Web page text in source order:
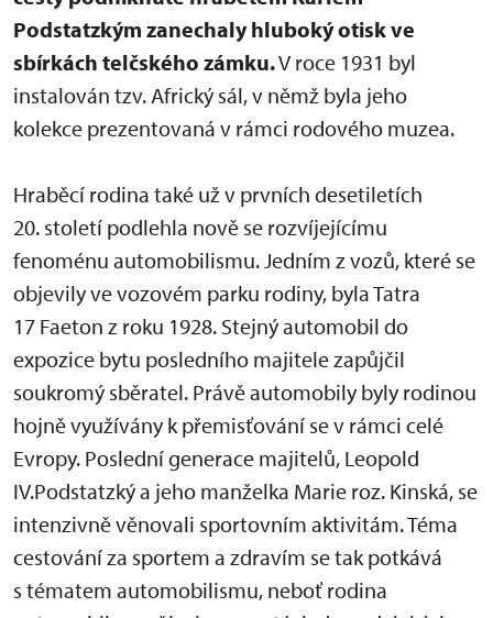
Podstatzkým zanechaly hluboký otisk ve
sbírkách telčského zámku.V roce 1931 byl
instalován tzv. Africký sál, v němž byla jeho
kolekce prezentovaná v rámci rodového muzea.
Hraběcí rodina také už v prvních desetiletích
20. století podlehla nově se rozvíjejícímu
fenoménu automobilismu. Jedním z vozů, které se
objevily ve vozovém parku rodiny, byla Tatra
17 Faeton z roku 1928. Stejný automobil do
expozice bytu posledního majitele zapůjčil
soukromý sběratel. Právě automobily byly rodinou
hojně využívány k přemisťování se v rámci celé
Evropy. Poslední generace majitelů, Leopold
IV.Podstatzký a jeho manželka Marie roz. Kinská, se
intenzivně věnovali sportovním aktivitám. Téma
cestování za sportem a zdravím se tak potkává
s tématem automobilismu, neboť rodina